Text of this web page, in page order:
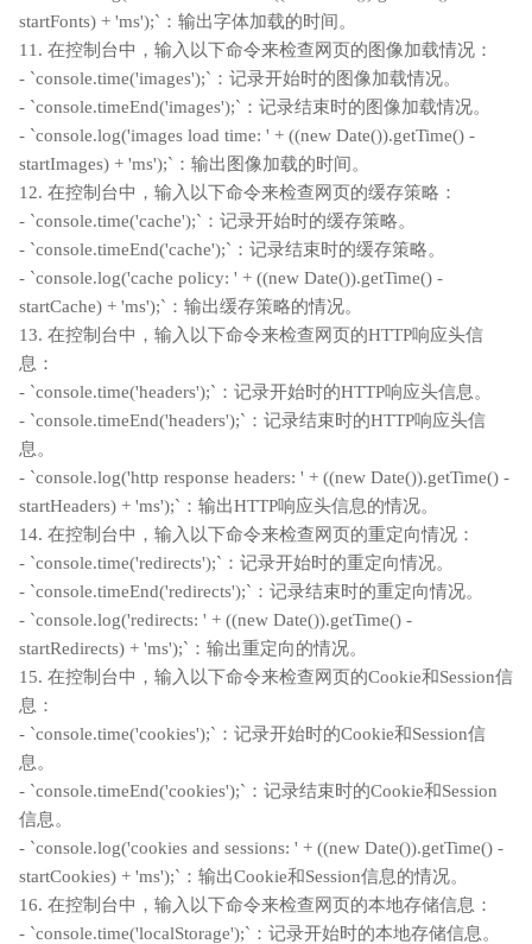
startFonts) + 'ms');`：输出字体加载的时间。
11. 在控制台中，输入以下命令来检查网页的图像加载情况：
- `console.time('images');`：记录开始时的图像加载情况。
- `console.timeEnd('images');`：记录结束时的图像加载情况。
- `console.log('images load time: ' + ((new Date()).getTime() -
startImages) + 'ms');`：输出图像加载的时间。
12. 在控制台中，输入以下命令来检查网页的缓存策略：
- `console.time('cache');`：记录开始时的缓存策略。
- `console.timeEnd('cache');`：记录结束时的缓存策略。
- `console.log('cache policy: ' + ((new Date()).getTime() -
startCache) + 'ms');`：输出缓存策略的情况。
13. 在控制台中，输入以下命令来检查网页的HTTP响应头信
息：
- `console.time('headers');`：记录开始时的HTTP响应头信息。
- `console.timeEnd('headers');`：记录结束时的HTTP响应头信
息。
- `console.log('http response headers: ' + ((new Date()).getTime() -
startHeaders) + 'ms');`：输出HTTP响应头信息的情况。
14. 在控制台中，输入以下命令来检查网页的重定向情况：
- `console.time('redirects');`：记录开始时的重定向情况。
- `console.timeEnd('redirects');`：记录结束时的重定向情况。
- `console.log('redirects: ' + ((new Date()).getTime() -
startRedirects) + 'ms');`：输出重定向的情况。
15. 在控制台中，输入以下命令来检查网页的Cookie和Session信
息：
- `console.time('cookies');`：记录开始时的Cookie和Session信
息。
- `console.timeEnd('cookies');`：记录结束时的Cookie和Session
信息。
- `console.log('cookies and sessions: ' + ((new Date()).getTime() -
startCookies) + 'ms');`：输出Cookie和Session信息的情况。
16. 在控制台中，输入以下命令来检查网页的本地存储信息：
- `console.time('localStorage');`：记录开始时的本地存储信息。